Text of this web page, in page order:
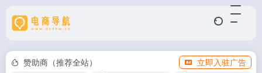
赞助商（推荐全站）
立即入驻广告